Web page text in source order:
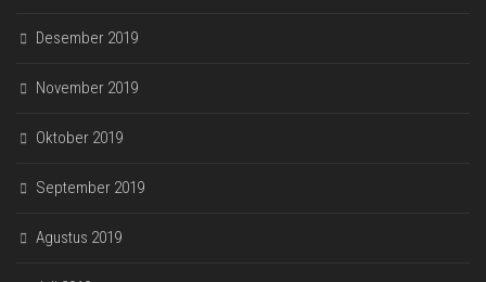
Desember 2019
November 2019
Oktober 2019
September 2019
Agustus 2019